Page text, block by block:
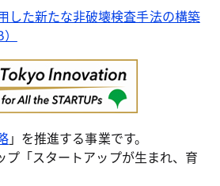
した新たな非破壊検査手法の構築
」を推進する事業です。
「スタートアップが生まれ、育